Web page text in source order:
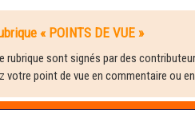
« POINTS DE VUE »
rubrique sont signés par des
votre point de vue en commentaire ou